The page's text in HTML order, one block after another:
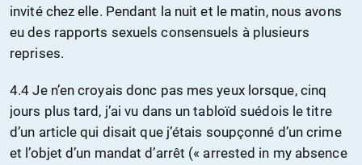
invité chez elle. Pendant la nuit et le matin, nous avons
eu des rapports sexuels consensuels à plusieurs
reprises.
4.4 Je n’en croyais donc pas mes yeux lorsque, cinq
jours plus tard, j’ai vu dans un tabloïd suédois le titre
d’un article qui disait que j’étais soupçonné d’un crime
et l’objet d’un mandat d’arrêt (« arrested in my absence